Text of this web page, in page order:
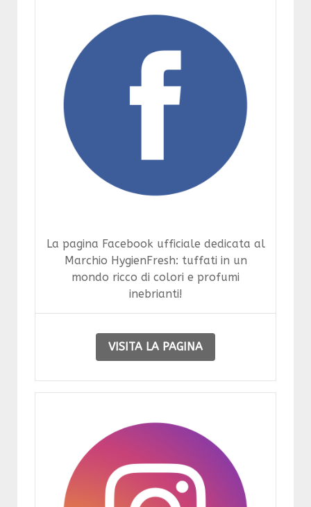
La pagina Facebook ufficiale dedicata al
Marchio HygienFresh: tuffati in un
mondo ricco di colori e profumi
inebrianti!
VISITA LA PAGINA